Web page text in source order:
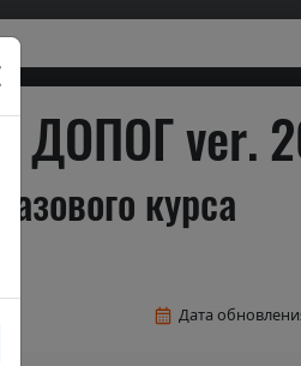
ДОПОГ ver.
курса
Дата